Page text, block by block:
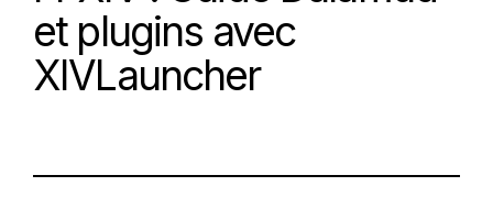
et plugins avec
XIVLauncher